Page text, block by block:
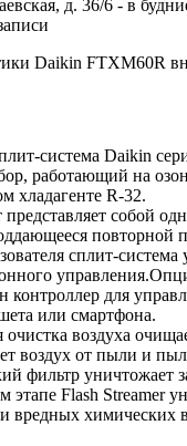
д. 36/6 - в
Daikin FTXM60R
система Daikin
работающий на
хладагенте R-32.
собой
повторной
сплит-система
контроллер для
или смартфона.
очистка воздуха
воздух от пыли и
фильтр уничтожает
этапе Flash Streamer
вредных химических